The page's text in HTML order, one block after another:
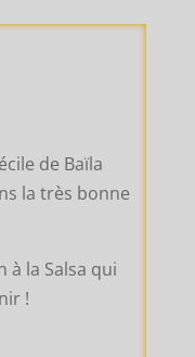
de Baïla
la très bonne
à la Salsa qui
!